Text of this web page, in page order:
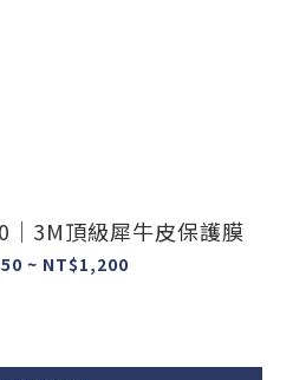
｜3M頂級犀牛皮保護膜
~ NT$1,200